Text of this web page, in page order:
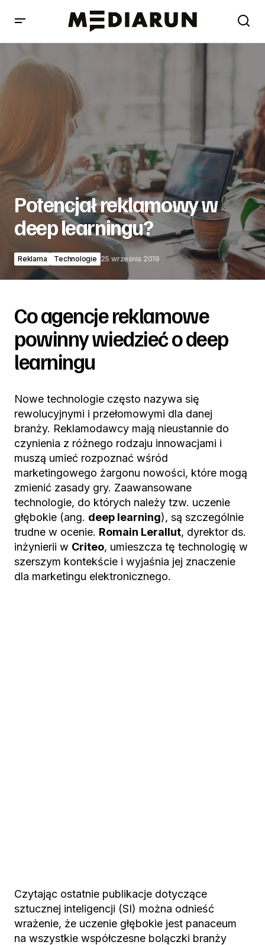
Potencjał reklamowy w
deep learningu?
Reklama Technologie 25 września 2019
Co agencje reklamowe
powinny wiedzieć o deep
learningu
Nowe technologie często nazywa się
rewolucyjnymi i przełomowymi dla danej
branży. Reklamodawcy mają nieustannie do
czynienia z różnego rodzaju innowacjami i
muszą umieć rozpoznać wśród
marketingowego żargonu nowości, które mogą
zmienić zasady gry. Zaawansowane
technologie, do których należy tzw. uczenie
głębokie (ang. deep learning), są szczególnie
trudne w ocenie. Romain Lerallut, dyrektor ds.
inżynierii w Criteo, umieszcza tę technologię w
szerszym kontekście i wyjaśnia jej znaczenie
dla marketingu elektronicznego.
Czytając ostatnie publikacje dotyczące
sztucznej inteligencji (SI) można odnieść
wrażenie, że uczenie głębokie jest panaceum
na wszystkie współczesne bolączki branży